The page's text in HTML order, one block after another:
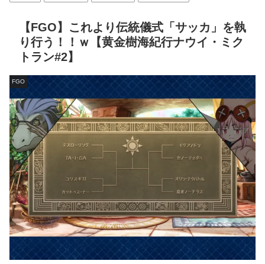
【FGO】これより伝統儀式「サッカ」を執
り行う！！ｗ【黄金樹海紀行ナウイ・ミク
トラン#2】
FGO